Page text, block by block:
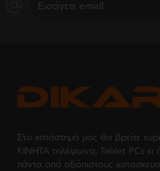
email
Στο κατάστημά μας θα βρείτε
ΚΙΝΗΤΑ τηλέφωνα, Tablet PCs κι
πάντα από αξιόπιστους